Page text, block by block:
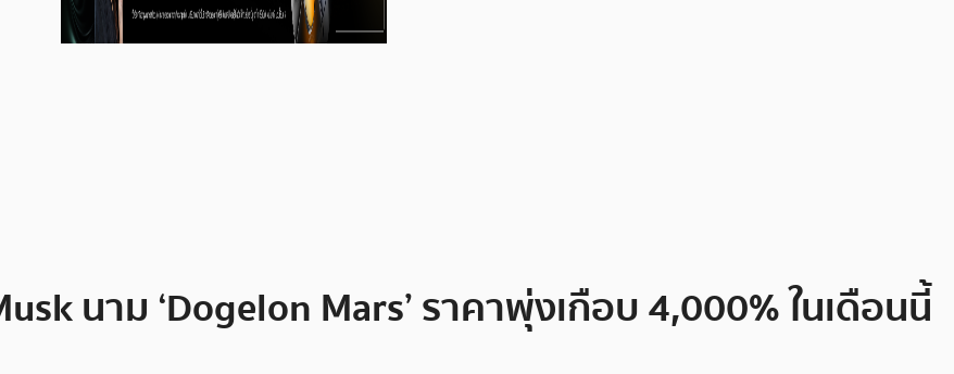
นาม ‘Dogelon Mars’ ราคาพุ่งเกือบ 4,000% ในเดือนนี้